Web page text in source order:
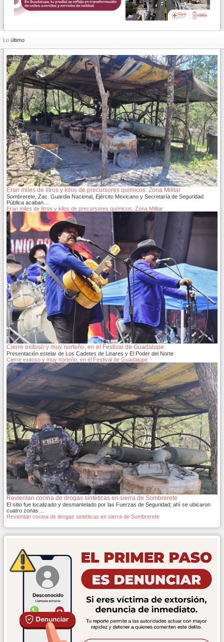
Lo último
Eran miles de litros y kilos de precursores químicos: Zona Militar
Sombrerete, Zac. Guardia Nacional, Ejército Mexicano y Secretaría de Seguridad
Pública acaban…
Eran miles de litros y kilos de precursores químicos: Zona Militar
Cierre exitoso y muy norteño, en el Festival de Guadalupe
Presentación estelar de Los Cadetes de Linares y El Poder del Norte
Cierre exitoso y muy norteño, en el Festival de Guadalupe
Revientan cocina de drogas sintéticas en sierra de Sombrerete
El sitio fue localizado y desmantelado por las Fuerzas de Seguridad; ahí se ubicaron
cuatro zonas…
Revientan cocina de drogas sintéticas en sierra de Sombrerete